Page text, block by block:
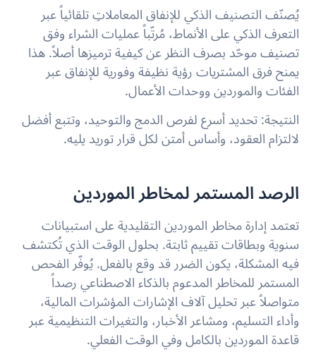
يُصنّف التصنيف الذكي للإنفاق المعاملاتِ تلقائياً عبر
التعرف الذكي على الأنماط، مُرتّباً عمليات الشراء وفق
تصنيف موحّد بصرف النظر عن كيفية ترميزها أصلاً. هذا
يمنح فرق المشتريات رؤية نظيفة وفورية للإنفاق عبر
الفئات والموردين ووحدات الأعمال.
النتيجة: تحديد أسرع لفرص الدمج والتوحيد، وتتبع أفضل
لالتزام العقود، وأساس أمتن لكل قرار توريد يليه.
الرصد المستمر لمخاطر الموردين
تعتمد إدارة مخاطر الموردين التقليدية على استبيانات
سنوية وبطاقات تقييم ثابتة. بحلول الوقت الذي تُكتشف
فيه المشكلة، يكون الضرر قد وقع بالفعل. يُوفّر الفحص
المستمر للمخاطر المدعوم بالذكاء الاصطناعي رصداً
متواصلاً عبر تحليل آلاف الإشارات المؤشرات المالية،
وأداء التسليم، ومشاعر الأخبار، والتغيرات التنظيمية عبر
قاعدة الموردين بالكامل وفي الوقت الفعلي.